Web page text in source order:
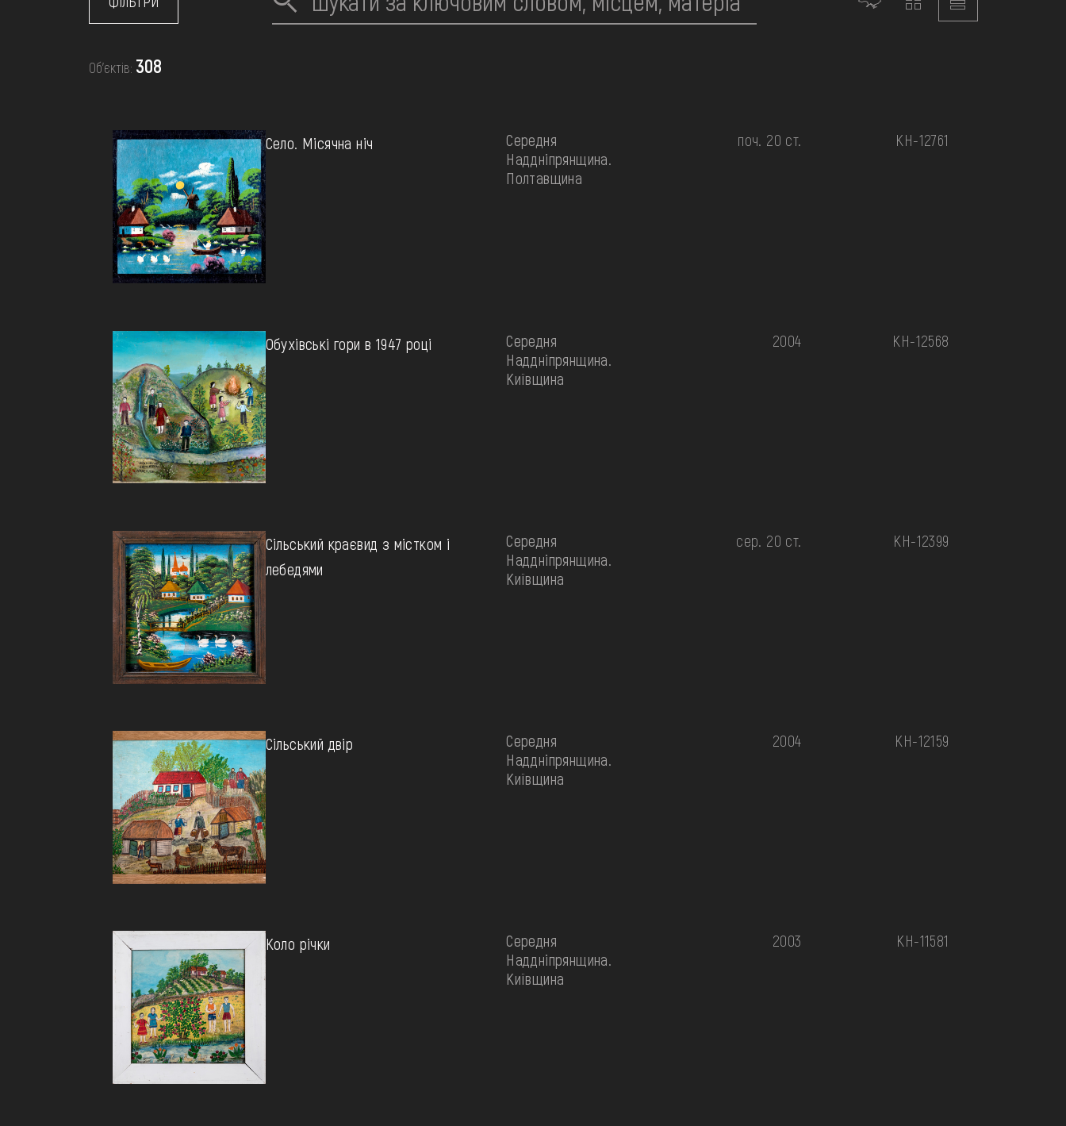
НАВЧИТИСЯ
ПОСЛУГИ
Об’єктів: 308
Село. Місячна ніч
Середня
Наддніпрянщина.
Полтавщина
поч. 20 ст. КН-12761
Обухівські гори в 1947 році
Середня
Наддніпрянщина.
Київщина
2004 КН-12568
Сільський краєвид з містком і
лебедями
Середня
Наддніпрянщина.
Київщина
сер. 20 ст. КН-12399
Сільський двір
Середня
Наддніпрянщина.
Київщина
2004 КН-12159
Коло річки
Середня
Наддніпрянщина.
Київщина
2003 КН-11581